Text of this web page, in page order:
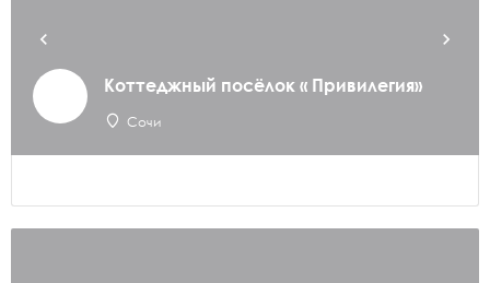
Коттеджный посёлок « Привилегия»
Сочи